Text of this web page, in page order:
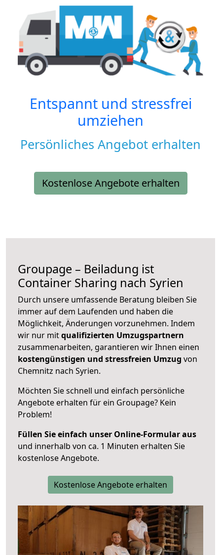
Entspannt und stressfrei
umziehen
Persönliches Angebot erhalten
Kostenlose Angebote erhalten
Groupage – Beiladung ist
Container Sharing nach Syrien
Durch unsere umfassende Beratung bleiben Sie
immer auf dem Laufenden und haben die
Möglichkeit, Änderungen vorzunehmen. Indem
wir nur mitqualifizierten Umzugspartnern
zusammenarbeiten, garantieren wir Ihnen einen
kostengünstigen und stressfreien Umzug von
Chemnitz nach Syrien.
Möchten Sie schnell und einfach persönliche
Angebote erhalten für ein Groupage? Kein
Problem!
Füllen Sie einfach unser Online-Formular aus
und innerhalb von ca. 1 Minuten erhalten Sie
kostenlose Angebote.
Kostenlose Angebote erhalten